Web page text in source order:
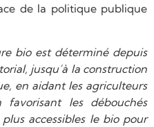
de la politique publique
bio est déterminé depuis
jusqu’à la construction
en aidant les agriculteurs
les débouchés
accessibles le bio pour